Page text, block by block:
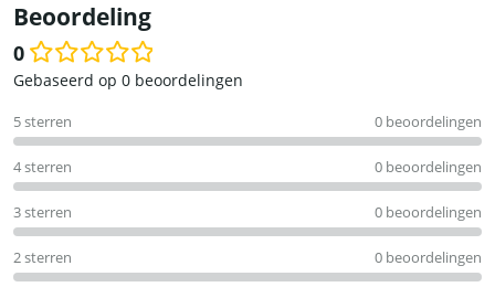
Beoordeling
0
Waardering
uit
5
Gebaseerd op 0 beoordelingen
5 sterren 0 beoordelingen
4 sterren 0 beoordelingen
3 sterren 0 beoordelingen
2 sterren 0 beoordelingen